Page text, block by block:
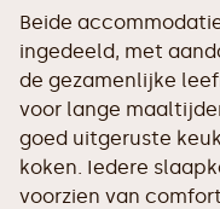
Beide
ingedeeld, met
de gezamenlijke
voor lange
goed uitgeruste
koken. Iedere
voorzien van